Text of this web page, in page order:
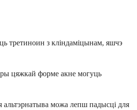
третиноин з кліндаміцынам, яшчэ
цяжкай форме акне могуць
можа лепш падысці для